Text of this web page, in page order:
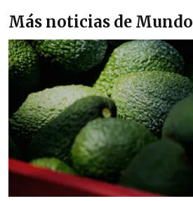
Más noticias de Mundo